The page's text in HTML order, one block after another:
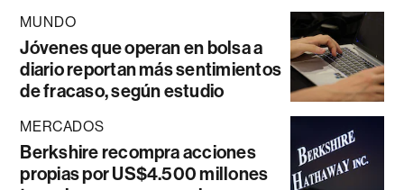
MUNDO
Jóvenes que operan en bolsa a
diario reportan más sentimientos
de fracaso, según estudio
MERCADOS
Berkshire recompra acciones
propias por US$4.500 millones